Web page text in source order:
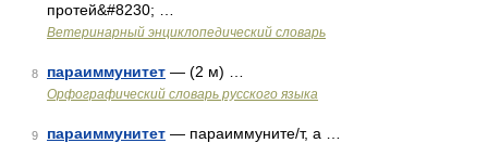
протей&#8230; …
Ветеринарный энциклопедический словарь
8 параиммунитет — (2 м) …
Орфографический словарь русского языка
9 параиммунитет — параиммуните/т, а …